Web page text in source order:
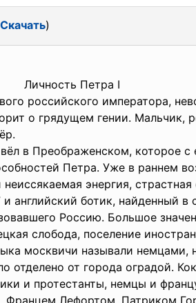
Скачать)
Петра I
российского императора,
о грядущем гении. Мальчик,
в Преображенском, которое
Петра. Уже в раннем
энергия,
английский ботик, найденный в
Россию. Большое
слобода, поселение
москвичи называли
отделено от города оградой.
и протестанты, немцы и
Лефортом, Патриком